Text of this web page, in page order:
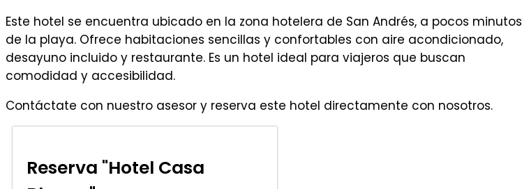
Este hotel se encuentra ubicado en la zona hotelera de San Andrés, a pocos minutos
de la playa. Ofrece habitaciones sencillas y confortables con aire acondicionado,
desayuno incluido y restaurante. Es un hotel ideal para viajeros que buscan
comodidad y accesibilidad.
Contáctate con nuestro asesor y reserva este hotel directamente con nosotros.
Reserva "Hotel Casa